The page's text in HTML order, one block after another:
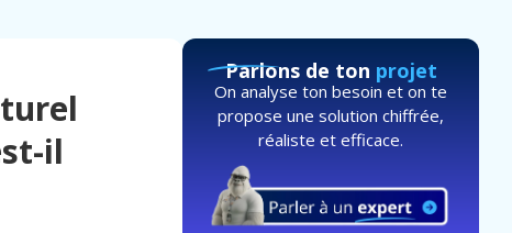
il
Parlons de ton projet
On analyse ton besoin et on te
propose une solution chiffrée,
réaliste et efficace.